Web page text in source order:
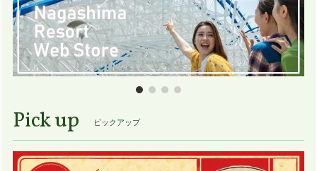
Pick up ピックアップ